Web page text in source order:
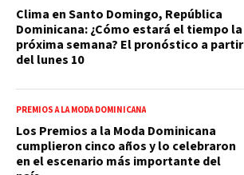
Clima en Santo Domingo, República
Dominicana: ¿Cómo estará el tiempo la
próxima semana? El pronóstico a partir
del lunes 10
PREMIOS A LA MODA DOMINICANA
Los Premios a la Moda Dominicana
cumplieron cinco años y lo celebraron
en el escenario más importante del